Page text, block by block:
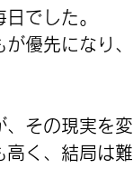
でした。
優先になり
その現実を
く、結局は